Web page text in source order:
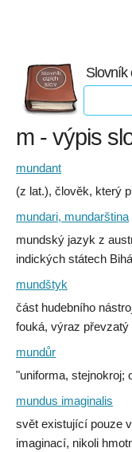
Slovník
m - výpis
mundant
(z lat.), člověk, který
mundari, mundarština
mundský jazyk z
indických státech
mundštyk
část hudebního
fouká, výraz
mundůr
"uniforma, stejnokroj;
mundus imaginalis
svět existující pouze
imaginací, nikoli